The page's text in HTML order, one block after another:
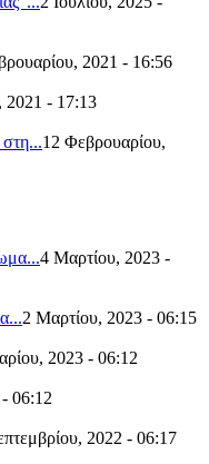
2021 - 16:56
2021 - 17:13
12 Φεβρουαρίου,
4 Μαρτίου, 2023 -
2 Μαρτίου, 2023 - 06:15
2023 - 06:12
- 06:12
2022 - 06:17